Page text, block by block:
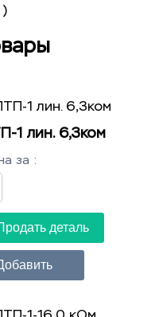
)
1 лин. 6,3ком
за :
деталь